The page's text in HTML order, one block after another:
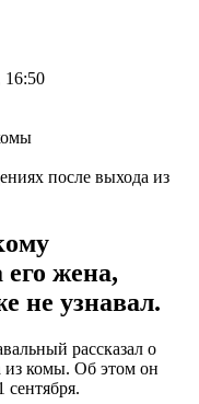
16:50
после выхода из
жена,
не узнавал.
рассказал о
из комы. Об этом он
сентября.